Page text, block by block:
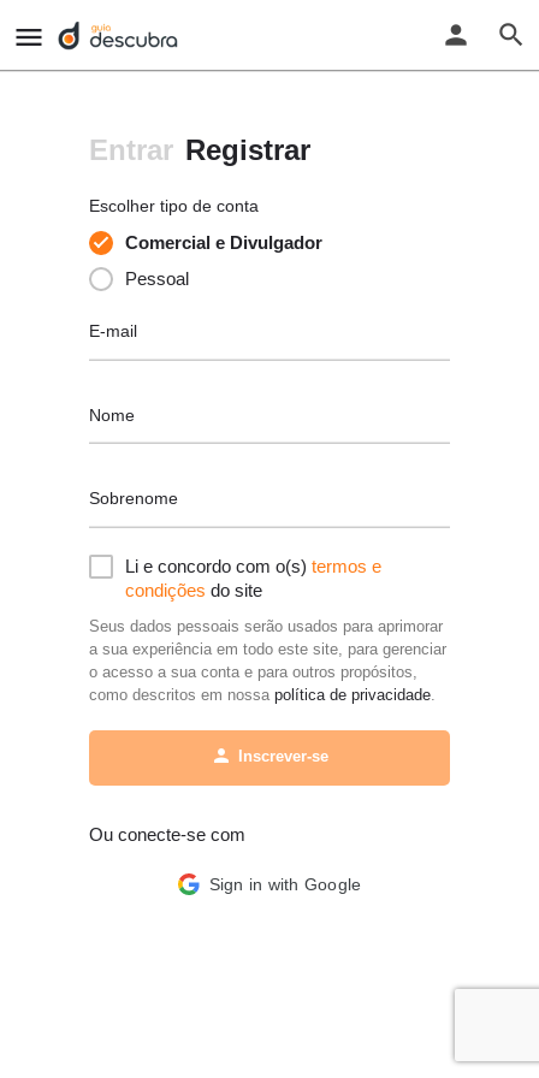
Entrar Registrar
Escolher tipo de conta
Comercial e Divulgador
Pessoal
E-mail
Nome
Sobrenome
Li e concordo com o(s) termos e
condições do site
Seus dados pessoais serão usados para aprimorar
a sua experiência em todo este site, para gerenciar
o acesso a sua conta e para outros propósitos,
como descritos em nossa política de privacidade
Inscrever-se
Ou conecte-se com
Sign in with Google